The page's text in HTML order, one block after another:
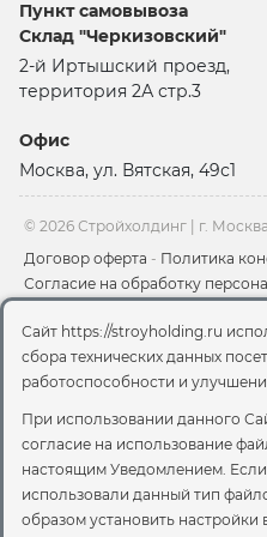
для создания
обеспечивающие
конструкций.
крыши и гидроизоляция
гидроизоляция,
кг, предназначена для
включая подвалы,
подходит как
Жесткая
HC63: Предлагается в 20
обеспечивает отличную
высокой прочностью.
гидроизоляция для бетона.
Гидроизоляционная
Поставляется в
различных видов
обеспечивая надежную
Пункт самовывоза
Склад "Черкизовский"
2-й Иртышский проезд,
территория 2А стр.3
Офис
Москва, ул. Вятская, 49с1
© 2026 Стройхолдинг | г. Москва
Договор оферта - Политика
Согласие на обработку
Вы можете отозвать своё
sales@stroyholding.ru
Сайт https://stroyholding.ru
сбора технических данных
работоспособности и
При использовании данного
согласие на использование
настоящим Уведомлением.
использовали данный тип
образом установить настройки